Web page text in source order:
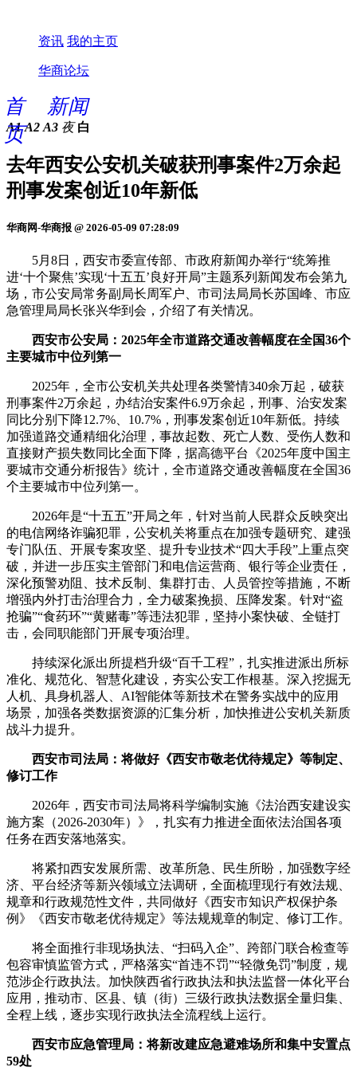
资讯 我的主页
华商论坛
首
页
新闻
A1 A2 A3 夜 白
去年西安公安机关破获刑事案件2万余起
刑事发案创近10年新低
华商网-华商报 @ 2026-05-09 07:28:09
5月8日，西安市委宣传部、市政府新闻办举行“统筹推
进‘十个聚焦’实现‘十五五’良好开局”主题系列新闻发布会第九
场，市公安局常务副局长周军户、市司法局局长苏国峰、市应
急管理局局长张兴华到会，介绍了有关情况。
西安市公安局：2025年全市道路交通改善幅度在全国36个
主要城市中位列第一
2025年，全市公安机关共处理各类警情340余万起，破获
刑事案件2万余起，办结治安案件6.9万余起，刑事、治安发案
同比分别下降12.7%、10.7%，刑事发案创近10年新低。持续
加强道路交通精细化治理，事故起数、死亡人数、受伤人数和
直接财产损失数同比全面下降，据高德平台《2025年度中国主
要城市交通分析报告》统计，全市道路交通改善幅度在全国36
个主要城市中位列第一。
2026年是“十五五”开局之年，针对当前人民群众反映突出
的电信网络诈骗犯罪，公安机关将重点在加强专题研究、建强
专门队伍、开展专案攻坚、提升专业技术“四大手段”上重点突
破，并进一步压实主管部门和电信运营商、银行等企业责任，
深化预警劝阻、技术反制、集群打击、人员管控等措施，不断
增强内外打击治理合力，全力破案挽损、压降发案。针对“盗
抢骗”“食药环”“黄赌毒”等违法犯罪，坚持小案快破、全链打
击，会同职能部门开展专项治理。
持续深化派出所提档升级“百千工程”，扎实推进派出所标
准化、规范化、智慧化建设，夯实公安工作根基。深入挖掘无
人机、具身机器人、AI智能体等新技术在警务实战中的应用
场景，加强各类数据资源的汇集分析，加快推进公安机关新质
战斗力提升。
西安市司法局：将做好《西安市敬老优待规定》等制定、
修订工作
2026年，西安市司法局将科学编制实施《法治西安建设实
施方案（2026-2030年）》，扎实有力推进全面依法治国各项
任务在西安落地落实。
将紧扣西安发展所需、改革所急、民生所盼，加强数字经
济、平台经济等新兴领域立法调研，全面梳理现行有效法规、
规章和行政规范性文件，共同做好《西安市知识产权保护条
例》《西安市敬老优待规定》等法规规章的制定、修订工作。
将全面推行非现场执法、“扫码入企”、跨部门联合检查等
包容审慎监管方式，严格落实“首违不罚”“轻微免罚”制度，规
范涉企行政执法。加快陕西省行政执法和执法监督一体化平台
应用，推动市、区县、镇（街）三级行政执法数据全量归集、
全程上线，逐步实现行政执法全流程线上运行。
西安市应急管理局：将新改建应急避难场所和集中安置点
59处